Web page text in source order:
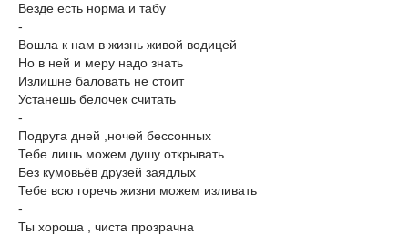
Везде есть норма и табу
-
Вошла к нам в жизнь живой водицей
Но в ней и меру надо знать
Излишне баловать не стоит
Устанешь белочек считать
-
Подруга дней ,ночей бессонных
Тебе лишь можем душу открывать
Без кумовьёв друзей заядлых
Тебе всю горечь жизни можем изливать
-
Ты хороша , чиста прозрачна